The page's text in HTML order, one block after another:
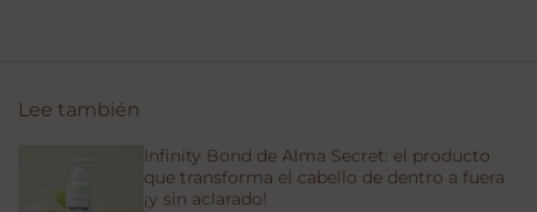
Lee también
Infinity Bond de Alma Secret: el producto
que transforma el cabello de dentro a fuera
¡y sin aclarado!